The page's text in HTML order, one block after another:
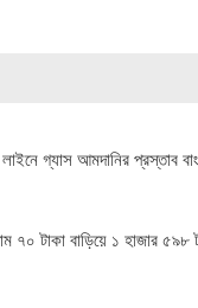
গ্যাস আমদানির প্রস্তাব
৭০ টাকা বাড়িয়ে ১ হাজার ৫৯৮